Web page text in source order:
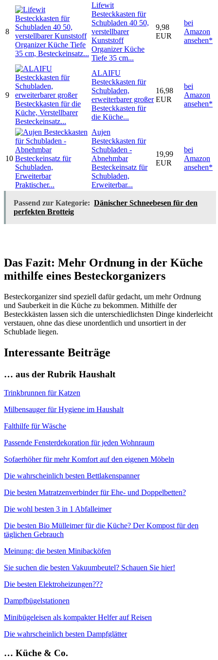
8
Lifewit
Besteckkasten für
Schubladen 40 50,
verstellbarer
Kunststoff
Organizer Küche
Tiefe 35 cm...
9,98
EUR
bei
Amazon
ansehen*
9
ALAIFU
Besteckkasten für
Schubladen,
erweiterbarer großer
Besteckkasten für
die Küche...
16,98
EUR
bei
Amazon
ansehen*
10
Aujen
Besteckkasten für
Schubladen -
Abnehmbar
Besteckeinsatz für
Schubladen,
Erweiterbar...
19,99
EUR
bei
Amazon
ansehen*
Passend zur Kategorie: Dänischer Schneebesen für den
perfekten Brotteig
Das Fazit: Mehr Ordnung in der Küche
mithilfe eines Besteckorganizers
Besteckorganizer sind speziell dafür gedacht, um mehr Ordnung
und Sauberkeit in die Küche zu bekommen. Mithilfe der
Besteckkästen lassen sich die unterschiedlichsten Dinge kinderleicht
verstauen, ohne das diese unordentlich und unsortiert in der
Schublade liegen.
Interessante Beiträge
… aus der Rubrik Haushalt
Trinkbrunnen für Katzen
Milbensauger für Hygiene im Haushalt
Falthilfe für Wäsche
Passende Fensterdekoration für jeden Wohnraum
Sofaerhöher für mehr Komfort auf den eigenen Möbeln
Die wahrscheinlich besten Bettlakenspanner
Die besten Matratzenverbinder für Ehe- und Doppelbetten?
Die wohl besten 3 in 1 Abfalleimer
Die besten Bio Mülleimer für die Küche? Der Kompost für den
täglichen Gebrauch
Meinung: die besten Minibacköfen
Sie suchen die besten Vakuumbeutel? Schauen Sie hier!
Die besten Elektroheizungen???
Dampfbügelstationen
Minibügeleisen als kompakter Helfer auf Reisen
Die wahrscheinlich besten Dampfglätter
… Küche & Co.